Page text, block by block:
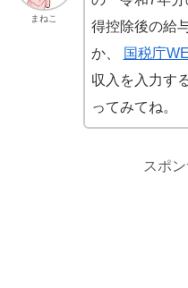
まねこ
得控除後の給
か、
国税庁
収入を入力す
ってみてね。
スポ